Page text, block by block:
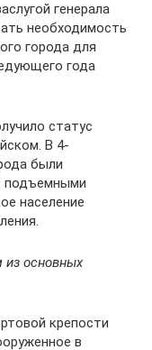
генерала
необходимость
города для
года
статус
В 4-
были
подъемными
население
из основных
крепости
в